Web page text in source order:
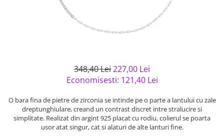
Bijuterii tungsten
348,40 Lei227,00 Lei
Economisesti: 121,40 Lei
O bara fina de pietre de zirconia se intinde pe o parte a lantului cu zale
dreptunghiulare, creand un contrast discret intre stralucire si
simplitate. Realizat din argint 925 placat cu rodiu, colierul se poarta
usor atat singur, cat si alaturi de alte lanturi fine.